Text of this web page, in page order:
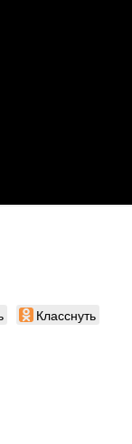
Класснуть